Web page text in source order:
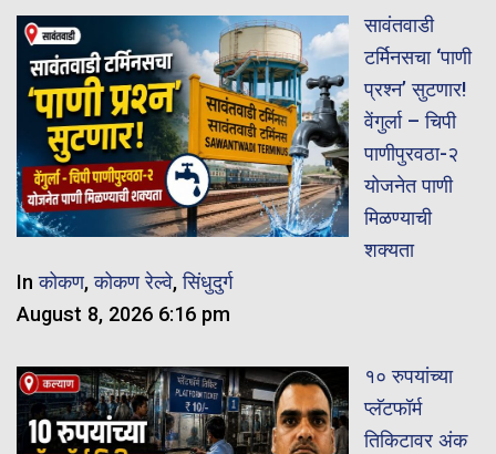
सावंतवाडी
टर्मिनसचा ‘पाणी
प्रश्न’ सुटणार!
वेंगुर्ला – चिपी
पाणीपुरवठा-२
योजनेत पाणी
मिळण्याची
शक्यता
Inकोकण,कोकण रेल्वे,सिंधुदुर्ग
August 8, 2026 6:16 pm
१० रुपयांच्या
प्लॅटफॉर्म
तिकिटावर अंक